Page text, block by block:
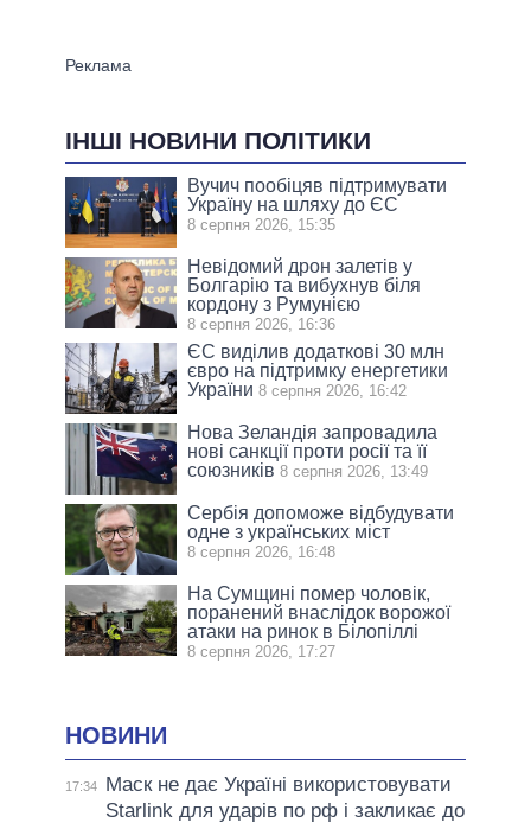
ІНШІ НОВИНИ ПОЛІТИКИ
Вучич пообіцяв підтримувати
Україну на шляху до ЄС
8 серпня 2026, 15:35
Невідомий дрон залетів у
Болгарію та вибухнув біля
кордону з Румунією
8 серпня 2026, 16:36
ЄС виділив додаткові 30 млн
євро на підтримку енергетики
України 8 серпня 2026, 16:42
Нова Зеландія запровадила
нові санкції проти росії та її
союзників 8 серпня 2026, 13:49
Сербія допоможе відбудувати
одне з українських міст
8 серпня 2026, 16:48
На Сумщині помер чоловік,
поранений внаслідок ворожої
атаки на ринок в Білопіллі
8 серпня 2026, 17:27
НОВИНИ
17:34
Маск не дає Україні використовувати
Starlink для ударів по рф і закликає до